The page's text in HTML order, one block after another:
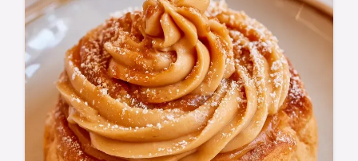
Apprenez le rôle des ingrédients pour
réussir vos pâtisseries dès maintenant.